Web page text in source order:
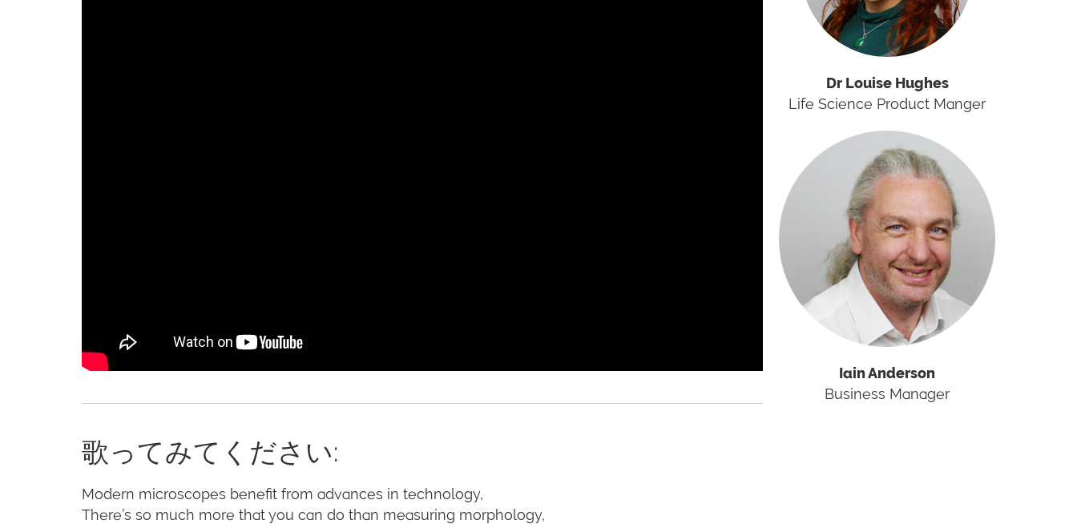
歌ってみてください:
Modern microscopes benefit from advances in technology,
There’s so much more that you can do than measuring morphology,
Dr Louise Hughes
Life Science Product Manger
Iain Anderson
Business Manager